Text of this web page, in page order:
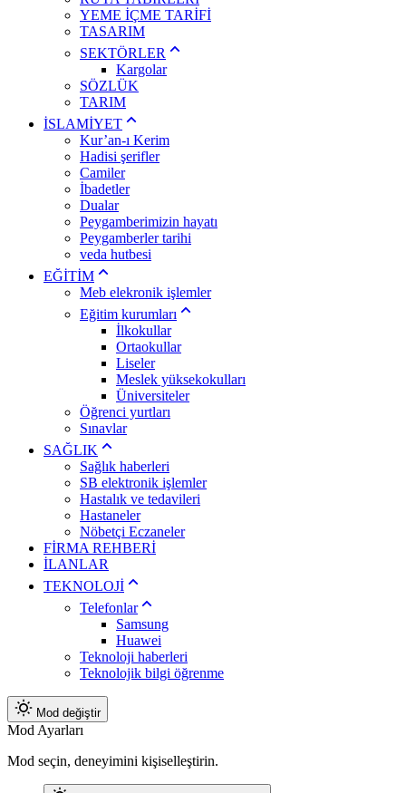
YEME İÇME TARİFİ
TASARIM
SEKTÖRLER
Kargolar
SÖZLÜK
TARIM
İSLAMİYET
Kur’an-ı Kerim
Hadisi şerifler
Camiler
İbadetler
Dualar
Peygamberimizin hayatı
Peygamberler tarihi
veda hutbesi
EĞİTİM
Meb elekronik işlemler
Eğitim kurumları
İlkokullar
Ortaokullar
Liseler
Meslek yüksekokulları
Üniversiteler
Öğrenci yurtları
Sınavlar
SAĞLIK
Sağlık haberleri
SB elektronik işlemler
Hastalık ve tedavileri
Hastaneler
Nöbetçi Eczaneler
FİRMA REHBERİ
İLANLAR
TEKNOLOJİ
Telefonlar
Samsung
Huawei
Teknoloji haberleri
Teknolojik bilgi öğrenme
Mod değiştir
Mod Ayarları
Mod seçin, deneyimini kişiselleştirin.